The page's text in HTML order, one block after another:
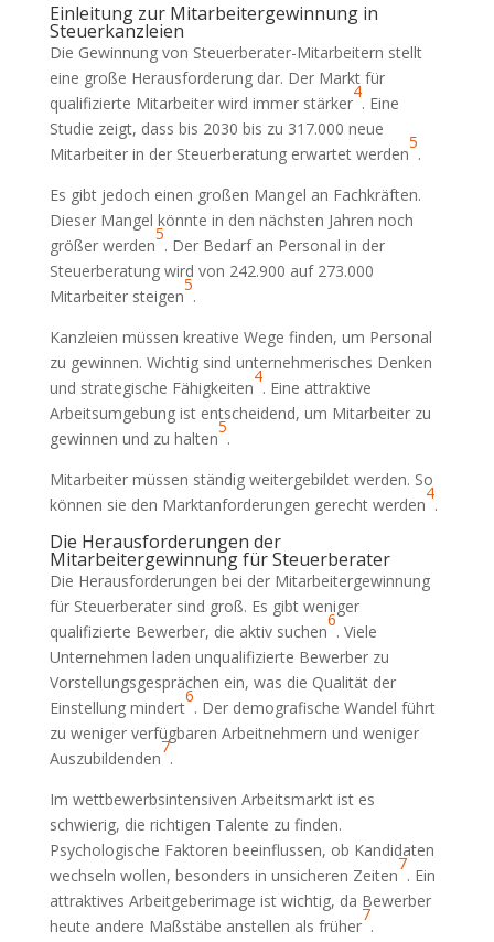
Einleitung zur Mitarbeitergewinnung in
Steuerkanzleien
Die Gewinnung von Steuerberater-Mitarbeitern stellt
eine große Herausforderung dar. Der Markt für
qualifizierte Mitarbeiter wird immer stärker
4
. Eine
Studie zeigt, dass bis 2030 bis zu 317.000 neue
Mitarbeiter in der Steuerberatung erwartet werden
5
.
Es gibt jedoch einen großen Mangel an Fachkräften.
Dieser Mangel könnte in den nächsten Jahren noch
größer werden
5
. Der Bedarf an Personal in der
Steuerberatung wird von 242.900 auf 273.000
Mitarbeiter steigen
5
.
Kanzleien müssen kreative Wege finden, um Personal
zu gewinnen. Wichtig sind unternehmerisches Denken
und strategische Fähigkeiten
4
. Eine attraktive
Arbeitsumgebung ist entscheidend, um Mitarbeiter zu
gewinnen und zu halten
5
.
Mitarbeiter müssen ständig weitergebildet werden. So
können sie den Marktanforderungen gerecht werden
4
.
Die Herausforderungen der
Mitarbeitergewinnung für Steuerberater
Die Herausforderungen bei der Mitarbeitergewinnung
für Steuerberater sind groß. Es gibt weniger
qualifizierte Bewerber, die aktiv suchen
6
. Viele
Unternehmen laden unqualifizierte Bewerber zu
Vorstellungsgesprächen ein, was die Qualität der
Einstellung mindert
6
. Der demografische Wandel führt
zu weniger verfügbaren Arbeitnehmern und weniger
Auszubildenden
7
.
Im wettbewerbsintensiven Arbeitsmarkt ist es
schwierig, die richtigen Talente zu finden.
Psychologische Faktoren beeinflussen, ob Kandidaten
wechseln wollen, besonders in unsicheren Zeiten
7
. Ein
attraktives Arbeitgeberimage ist wichtig, da Bewerber
heute andere Maßstäbe anstellen als früher
7
.